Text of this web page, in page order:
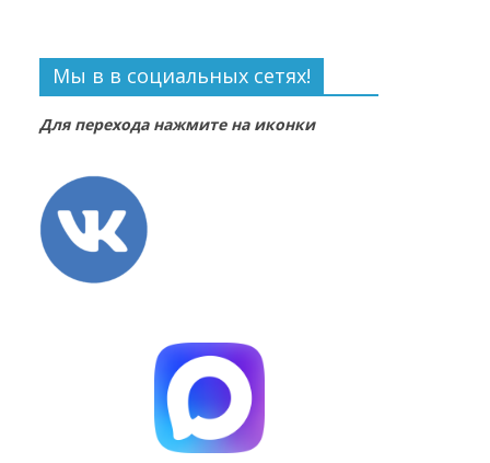
Мы в в социальных сетях!
Для перехода нажмите на иконки